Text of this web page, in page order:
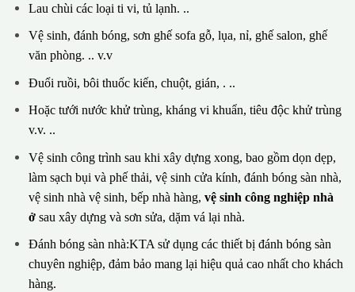
Lau chùi các loại ti vi, tủ lạnh. ..
Vệ sinh, đánh bóng, sơn ghế sofa gỗ, lụa, nỉ, ghế salon, ghế
văn phòng. .. v.v
Đuổi ruồi, bôi thuốc kiến, chuột, gián, . ..
Hoặc tưới nước khử trùng, kháng vi khuẩn, tiêu độc khử trùng
v.v. ..
Vệ sinh công trình sau khi xây dựng xong, bao gồm dọn dẹp,
làm sạch bụi và phế thải, vệ sinh cửa kính, đánh bóng sàn nhà,
vệ sinh nhà vệ sinh, bếp nhà hàng, vệ sinh công nghiệp nhà
ởsau xây dựng và sơn sửa, dặm vá lại nhà.
Đánh bóng sàn nhà:KTA sử dụng các thiết bị đánh bóng sàn
chuyên nghiệp, đảm bảo mang lại hiệu quả cao nhất cho khách
hàng.